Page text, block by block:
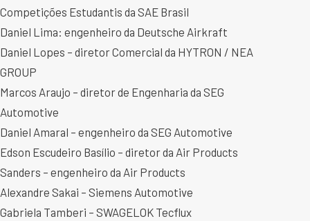
Competições Estudantis da SAE Brasil
Daniel Lima: engenheiro da Deutsche Airkraft
Daniel Lopes – diretor Comercial da HYTRON / NEA
GROUP
Marcos Araujo – diretor de Engenharia da SEG
Automotive
Daniel Amaral – engenheiro da SEG Automotive
Edson Escudeiro Basílio – diretor da Air Products
Sanders – engenheiro da Air Products
Alexandre Sakai – Siemens Automotive
Gabriela Tamberi – SWAGELOK Tecflux